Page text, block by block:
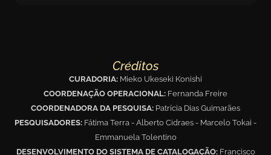
Créditos
CURADORIA: Mieko Ukeseki Konishi
COORDENAÇÃO OPERACIONAL: Fernanda Freire
COORDENADORA DA PESQUISA: Patrícia Dias Guimarães
PESQUISADORES: Fátima Terra - Alberto Cidraes - Marcelo Tokai -
Emmanuela Tolentino
DESENVOLVIMENTO DO SISTEMA DE CATALOGAÇÃO: Francisco